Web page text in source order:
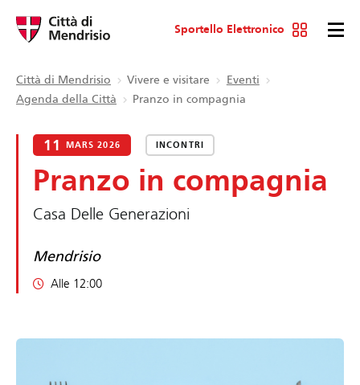
Sportello Elettronico
Città di Mendrisio Vivere e visitare
Eventi
Agenda della Città
Pranzo in compagnia
11 MARS 2026 INCONTRI
Pranzo in compagnia
Casa Delle Generazioni
Mendrisio
Alle 12:00